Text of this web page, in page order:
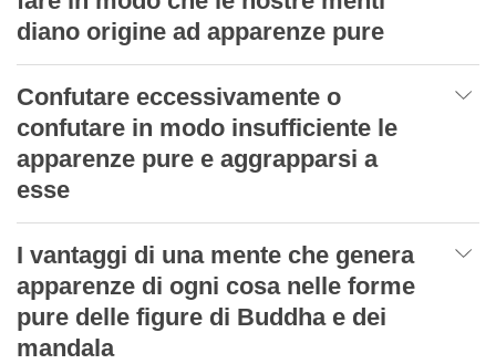
diano origine ad apparenze pure
Confutare eccessivamente o
confutare in modo insufficiente le
apparenze pure e aggrapparsi a
esse
I vantaggi di una mente che genera
apparenze di ogni cosa nelle forme
pure delle figure di Buddha e dei
mandala